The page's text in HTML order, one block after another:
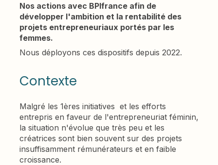
Nos actions avec BPIfrance afin de
développer l'ambition et la rentabilité des
projets entrepreneuriaux portés par les
femmes.
Nous déployons ces dispositifs depuis 2022.
Contexte
Malgré les 1ères initiatives et les efforts
entrepris en faveur de l'entrepreneuriat féminin,
la situation n'évolue que très peu et les
créatrices sont bien souvent sur des projets
insuffisamment rémunérateurs et en faible
croissance.